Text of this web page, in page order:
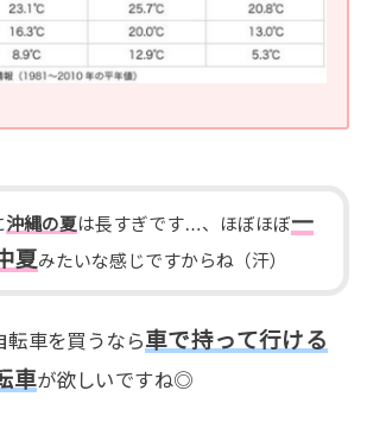
沖縄の夏は長すぎです…、ほぼほぼ一
夏みたいな感じですからね（汗）
転車を買うなら車で持って行ける
車が欲しいですね◎